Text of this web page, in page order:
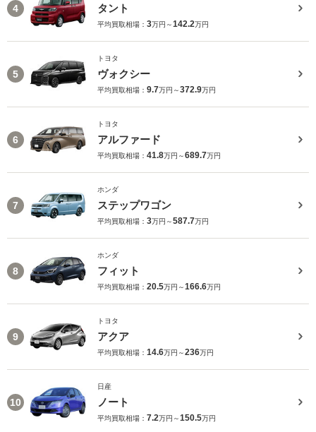
4 タント
平均買取相場： 3万円～142.2万円
5
トヨタ
ヴォクシー
平均買取相場： 9.7万円～372.9万円
6
トヨタ
アルファード
平均買取相場： 41.8万円～689.7万円
7
ホンダ
ステップワゴン
平均買取相場： 3万円～587.7万円
8
ホンダ
フィット
平均買取相場： 20.5万円～166.6万円
9
トヨタ
アクア
平均買取相場： 14.6万円～236万円
10
日産
ノート
平均買取相場： 7.2万円～150.5万円